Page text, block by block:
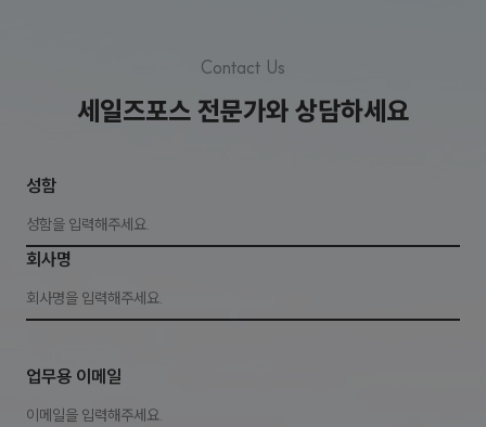
Contact Us
세일즈포스 전문가와 상담하세요
성함
회사명
업무용 이메일